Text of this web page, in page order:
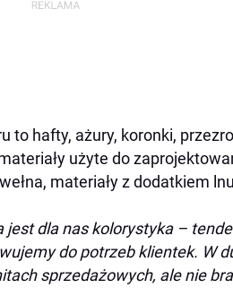
to hafty, ażury, koronki,
użyte do
materiały z dodatkiem
jest dla nas kolorystyka –
do potrzeb klientek. W
sprzedażowych, ale nie